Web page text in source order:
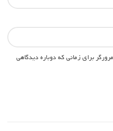
برای زمانی که دوباره دیدگاهی